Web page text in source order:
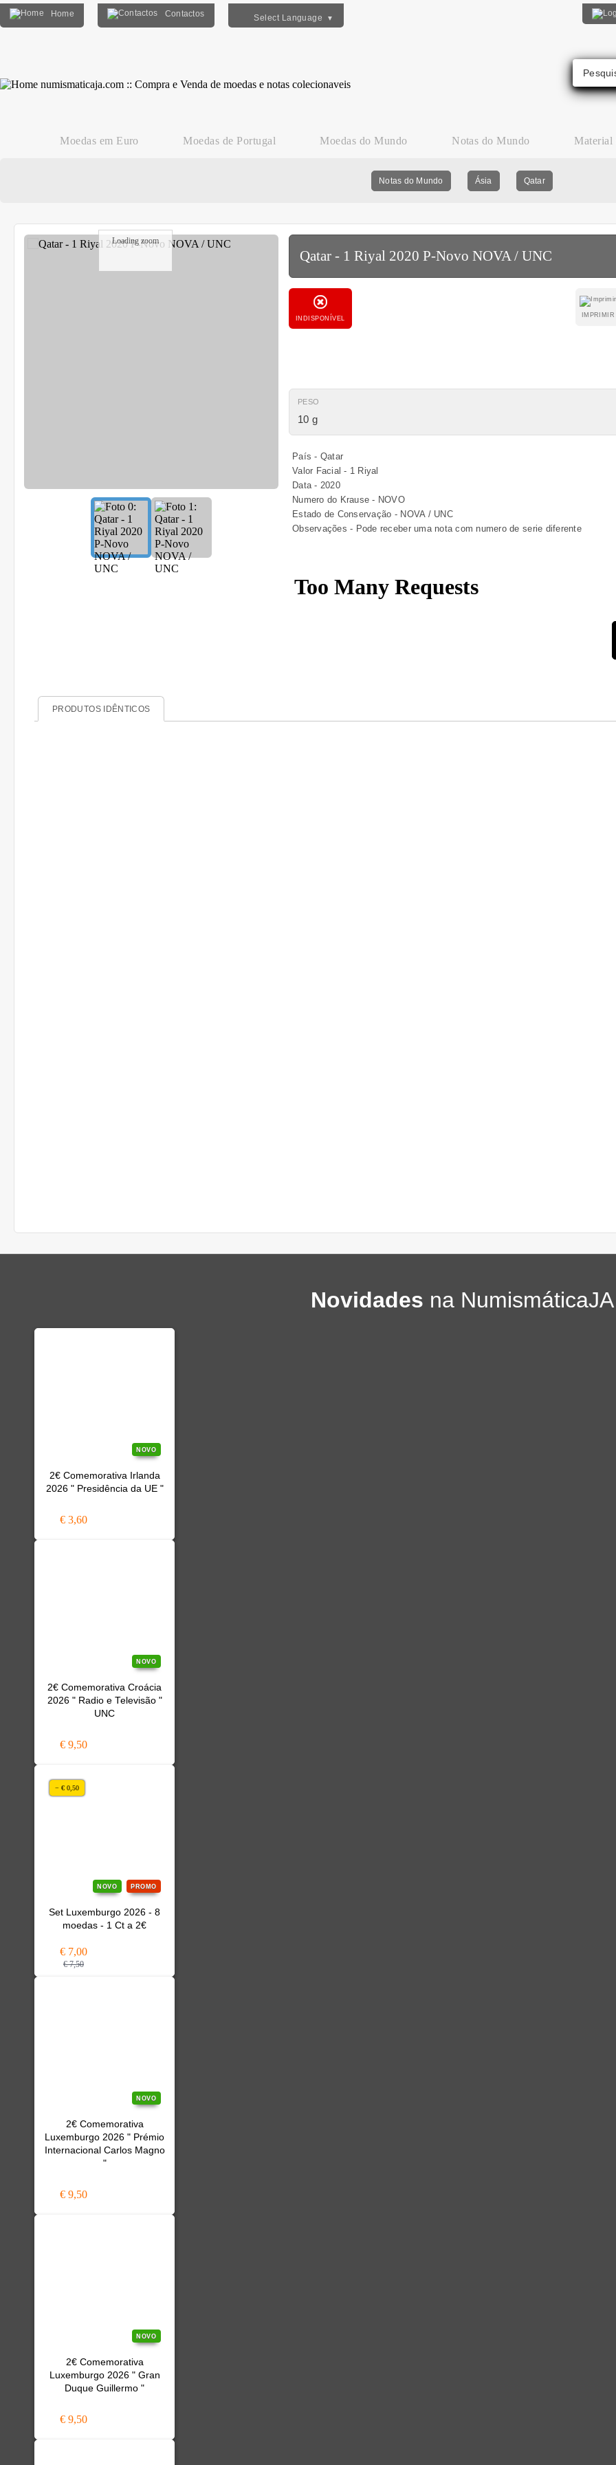
Home Contactos Select Language ▼
Moedas em Euro Moedas de Portugal Moedas do Mundo Notas do Mundo Material
Notas do Mundo Ásia Qatar
Loading zoom
Qatar - 1 Riyal 2020 P-Novo NOVA / UNC
INDISPONÍVEL IMPRIMIR
PESO
10 g
País - Qatar
Valor Facial - 1 Riyal
Data - 2020
Numero do Krause - NOVO
Estado de Conservação - NOVA / UNC
Observações - Pode receber uma nota com numero de serie diferente
PRODUTOS IDÊNTICOS
Novidades na NumismáticaJA
NOVO
2€ Comemorativa Irlanda
2026 " Presidência da UE "
€ 3,60
NOVO
2€ Comemorativa Croácia
2026 " Radio e Televisão "
UNC
€ 9,50
NOVO PROMO
Set Luxemburgo 2026 - 8
moedas - 1 Ct a 2€
€ 7,00
€ 7,50
− € 0,50
NOVO
2€ Comemorativa
Luxemburgo 2026 " Prémio
Internacional Carlos Magno
"
€ 9,50
NOVO
2€ Comemorativa
Luxemburgo 2026 " Gran
Duque Guillermo "
€ 9,50